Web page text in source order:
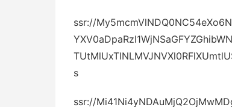
ssr://
s
ssr://